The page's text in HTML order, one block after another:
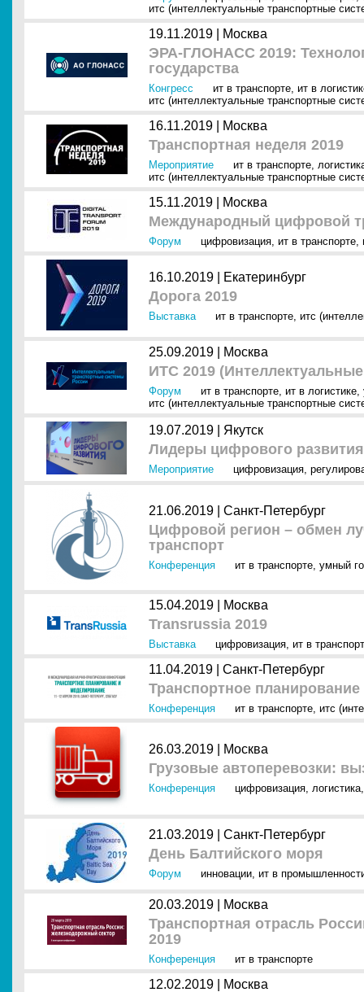
итс (интеллектуальные транспортные
19.11.2019 | Москва
ЭРА-ГЛОНАСС 2019:
государства
Конгресс ит в транспорте, ит в
итс (интеллектуальные транспортные
16.11.2019 | Москва
Транспортная неделя 2019
Мероприятие ит в транспорте,
итс (интеллектуальные транспортные
15.11.2019 | Москва
Международный цифровой
Форум цифровизация, ит в транспорте,
16.10.2019 | Екатеринбург
Дорога 2019
Выставка ит в транспорте, итс
25.09.2019 | Москва
ИТС 2019
Форум ит в транспорте, ит в логистике,
итс (интеллектуальные транспортные
19.07.2019 | Якутск
Лидеры цифрового
Мероприятие цифровизация,
21.06.2019 | Санкт-Петербург
Цифровой регион – обмен
транспорт
Конференция ит в транспорте, умный
15.04.2019 | Москва
Transrussia 2019
Выставка цифровизация, ит в
11.04.2019 | Санкт-Петербург
Транспортное
Конференция ит в транспорте, итс
26.03.2019 | Москва
Грузовые автоперевозки:
Конференция цифровизация, логистика
21.03.2019 | Санкт-Петербург
День Балтийского моря
Форум инновации, ит в
20.03.2019 | Москва
Транспортная отрасль
2019
Конференция ит в транспорте
12.02.2019 | Москва